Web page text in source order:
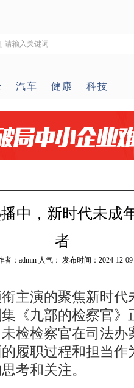
汽车 健康 科技
播中，新时代未成
者
者：admin 人气： 发布时间：2024-12-09
主演的聚焦新时代
《九部的检察官》
检检察官在司法办
履职过程和担当作
考和关注。